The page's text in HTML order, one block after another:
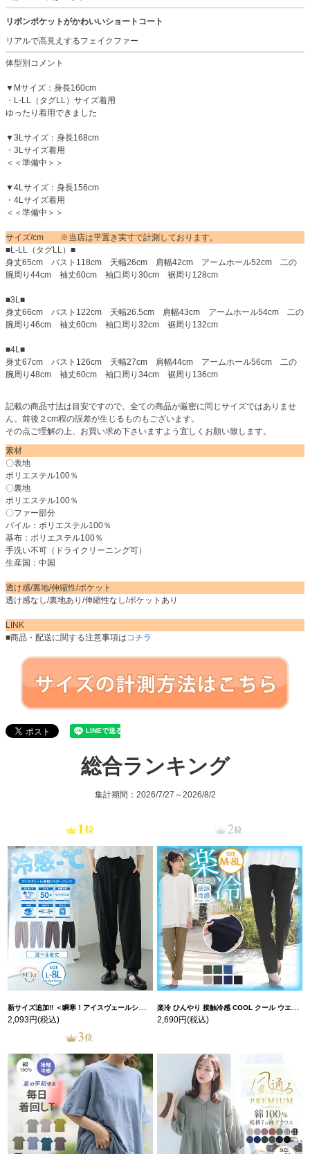
リボンポケットがかわいいショートコート
リアルで高見えするフェイクファー
体型別コメント
▼Mサイズ：身長160cm
・L-LL（タグLL）サイズ着用
ゆったり着用できました
▼3Lサイズ：身長168cm
・3Lサイズ着用
＜＜準備中＞＞
▼4Lサイズ：身長156cm
・4Lサイズ着用
＜＜準備中＞＞
サイズ/cm ※当店は平置き実寸で計測しております。
■L-LL（タグLL）■
身丈65cm バスト118cm 天幅26cm 肩幅42cm アームホール52cm 二の
腕周り44cm 袖丈60cm 袖口周り30cm 裾周り128cm
■3L■
身丈66cm バスト122cm 天幅26.5cm 肩幅43cm アームホール54cm 二の
腕周り46cm 袖丈60cm 袖口周り32cm 裾周り132cm
■4L■
身丈67cm バスト126cm 天幅27cm 肩幅44cm アームホール56cm 二の
腕周り48cm 袖丈60cm 袖口周り34cm 裾周り136cm
記載の商品寸法は目安ですので、全ての商品が厳密に同じサイズではありませ
ん。前後２cm程の誤差が生じるものもございます。
その点ご理解の上、お買い求め下さいますよう宜しくお願い致します。
素材
〇表地
ポリエステル100％
〇裏地
ポリエステル100％
〇ファー部分
パイル：ポリエステル100％
基布：ポリエステル100％
手洗い不可（ドライクリーニング可）
生産国：中国
透け感/裏地/伸縮性/ポケット
透け感なし/裏地あり/伸縮性なし/ポケットあり
LINK
■商品・配送に関する注意事項は コチラ
総合ランキング
集計期間：2026/7/27～2026/8/2
新サイズ追加!! ＜瞬寒！アイスヴェールシリーズ＞ 美脚 ジョガーパンツ 【ウェストゴム】 【ストレッチ】 | 大きいサイズの通販ならハッピーマリリン
2,093円(税込)
楽冷 ひんやり 接触冷感 COOL クール ウエストゴム 楽ちん ストレッチ 美脚 レギパン 【ストレッチ】 | 大きいサイズの通販ならハッピーマリリン
2,690円(税込)